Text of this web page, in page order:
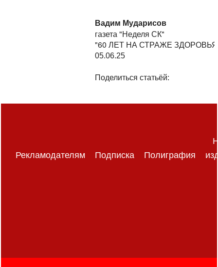
Вадим Мударисов
газета "Неделя СК"
"60 ЛЕТ НА СТРАЖЕ
05.06.25
Поделиться статьёй:
Рекламодателям Подписка Полиграфия